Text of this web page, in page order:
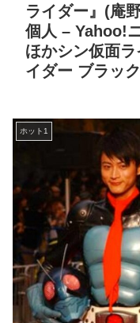
ライダー』(庵
個人 – Yahoo!
ほかシン仮面
イダー ブラッ
ホット1